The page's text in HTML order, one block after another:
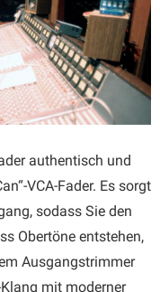
authentisch und
VCA-Fader. Es sorgt
sodass Sie den
Obertöne entstehen,
Ausgangstrimmer
mit moderner